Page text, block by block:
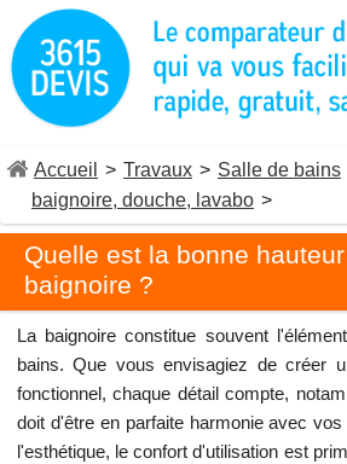
Accueil > Travaux > Salle de bains
baignoire, douche, lavabo >
Quelle est la bonne
baignoire ?
La baignoire constitue souvent
bains. Que vous envisagiez de créer
fonctionnel, chaque détail compte,
doit d'être en parfaite harmonie avec
l'esthétique, le confort d'utilisation est